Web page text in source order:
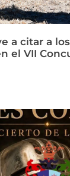
a citar a
el VII